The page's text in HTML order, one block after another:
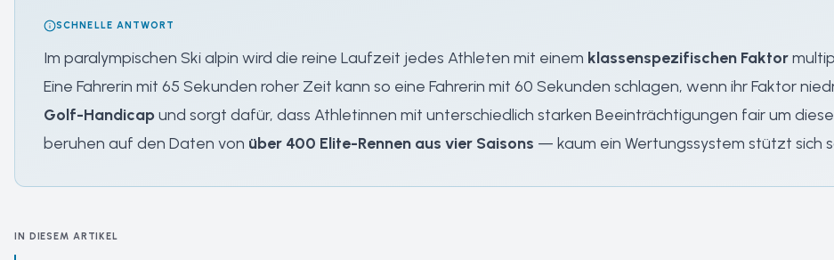
SCHNELLE ANTWORT
Im paralympischen Ski alpin wird die reine Laufzeit jedes Athleten mit einem klassenspezifischen Faktor
Eine Fahrerin mit 65 Sekunden roher Zeit kann so eine Fahrerin mit 60 Sekunden schlagen, wenn ihr Faktor
Golf-Handicapund sorgt dafür, dass Athletinnen mit unterschiedlich starken Beeinträchtigungen fair um
beruhen auf den Daten von über 400 Elite-Rennen aus vier Saisons — kaum ein Wertungssystem stützt sich
IN DIESEM ARTIKEL